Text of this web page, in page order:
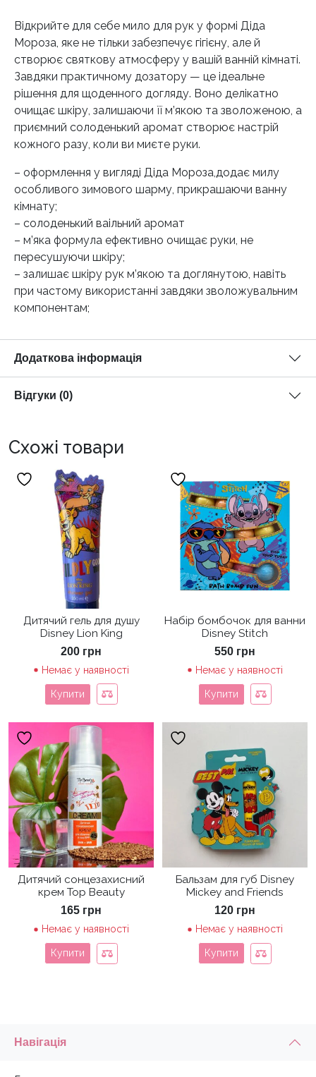
Відкрийте для себе мило для рук у формі Діда
Мороза, яке не тільки забезпечує гігієну, але й
створює святкову атмосферу у вашій ванній кімнаті.
Завдяки практичному дозатору — це ідеальне
рішення для щоденного догляду. Воно делікатно
очищає шкіру, залишаючи її м’якою та зволоженою, а
приємний солоденький аромат створює настрій
кожного разу, коли ви миєте руки.
– оформлення у вигляді Діда Мороза,додає милу
особливого зимового шарму, прикрашаючи ванну
кімнату;
– солоденький ваільний аромат
– м’яка формула ефективно очищає руки, не
пересушуючи шкіру;
– залишає шкіру рук м’якою та доглянутою, навіть
при частому використанні завдяки зволожувальним
компонентам;
Додаткова інформація
Відгуки (0)
Схожі товари
Дитячий гель для душу
Disney Lion King
200 грн
Немає у наявності
Купити
Набір бомбочок для ванни
Disney Stitch
550 грн
Немає у наявності
Купити
Дитячий сонцезахисний
крем Top Beauty
165 грн
Немає у наявності
Купити
Бальзам для губ Disney
Mickey and Friends
120 грн
Немає у наявності
Купити
Навігація